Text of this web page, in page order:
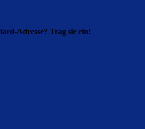
Adresse? Trag sie ein!